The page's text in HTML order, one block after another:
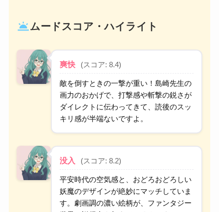
wb_twilightムードスコア・ハイライト
爽快 (スコア: 8.4)
敵を倒すときの一撃が重い！島崎先生の
画力のおかげで、打撃感や斬撃の鋭さが
ダイレクトに伝わってきて、読後のスッ
キリ感が半端ないですよ。
没入 (スコア: 8.2)
平安時代の空気感と、おどろおどろしい
妖魔のデザインが絶妙にマッチしていま
す。劇画調の濃い絵柄が、ファンタジー